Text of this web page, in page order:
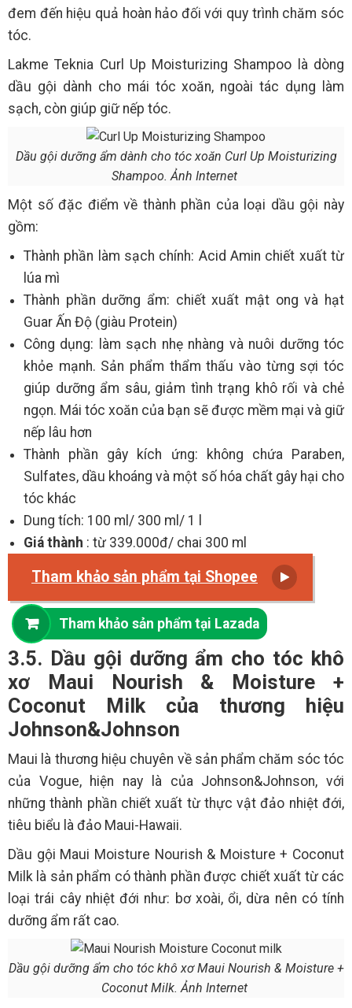
đem đến hiệu quả hoàn hảo đối với quy trình chăm sóc
tóc.
Lakme Teknia Curl Up Moisturizing Shampoo là dòng
dầu gội dành cho mái tóc xoăn, ngoài tác dụng làm
sạch, còn giúp giữ nếp tóc.
Dầu gội dưỡng ẩm dành cho tóc xoăn Curl Up Moisturizing
Shampoo. Ảnh Internet
Một số đặc điểm về thành phần của loại dầu gội này
gồm:
Thành phần làm sạch chính: Acid Amin chiết xuất từ
lúa mì
Thành phần dưỡng ẩm: chiết xuất mật ong và hạt
Guar Ấn Độ (giàu Protein)
Công dụng: làm sạch nhẹ nhàng và nuôi dưỡng tóc
khỏe mạnh. Sản phẩm thẩm thấu vào từng sợi tóc
giúp dưỡng ẩm sâu, giảm tình trạng khô rối và chẻ
ngọn. Mái tóc xoăn của bạn sẽ được mềm mại và giữ
nếp lâu hơn
Thành phần gây kích ứng: không chứa Paraben,
Sulfates, dầu khoáng và một số hóa chất gây hại cho
tóc khác
Dung tích: 100 ml/ 300 ml/ 1 l
Giá thành : từ 339.000đ/ chai 300 ml
Tham khảo sản phẩm tại Shopee
Tham khảo sản phẩm tại Lazada
3.5. Dầu gội dưỡng ẩm cho tóc khô
xơ Maui Nourish & Moisture +
Coconut Milk của thương hiệu
Johnson&Johnson
Maui là thương hiệu chuyên về sản phẩm chăm sóc tóc
của Vogue, hiện nay là của Johnson&Johnson, với
những thành phần chiết xuất từ thực vật đảo nhiệt đới,
tiêu biểu là đảo Maui-Hawaii.
Dầu gội Maui Moisture Nourish & Moisture + Coconut
Milk là sản phẩm có thành phần được chiết xuất từ các
loại trái cây nhiệt đới như: bơ xoài, ổi, dừa nên có tính
dưỡng ẩm rất cao.
Dầu gội dưỡng ẩm cho tóc khô xơ Maui Nourish & Moisture +
Coconut Milk. Ảnh Internet